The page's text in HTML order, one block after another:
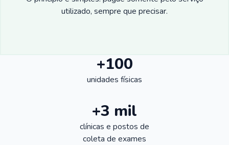
utilizado, sempre que precisar.
+100
unidades físicas
+3 mil
clínicas e postos de
coleta de exames